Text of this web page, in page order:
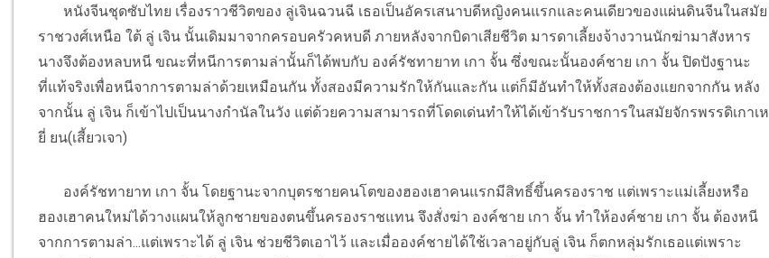
หนังจีนชุดซับไทย เรื่องราวชีวิตของ ลู่เจินฉวนฉี เธอเป็นอัครเสนาบดีหญิงคนแรกและคนเดียวของแผ่นดินจีนในสมัย
ราชวงศ์เหนือ ใต้ ลู่ เจิน นั้นเดิมมาจากครอบครัวคหบดี ภายหลังจากบิดาเสียชีวิต มารดาเลี้ยงจ้างวานนักฆ่ามาสังหาร
นางจึงต้องหลบหนี ขณะที่หนีการตามล่านั้นก็ได้พบกับ องค์รัชทายาท เกา จั้น ซึ่งขณะนั้นองค์ชาย เกา จั้น ปิดปังฐานะ
ที่แท้จริงเพื่อหนีจาการตามล่าด้วยเหมือนกัน ทั้งสองมีความรักให้กันและกัน แต่ก็มีอันทำให้ทั้งสองต้องแยกจากกัน หลัง
จากนั้น ลู่ เจิน ก็เข้าไปเป็นนางกำนัลในวัง แต่ด้วยความสามารถที่โดดเด่นทำให้ได้เข้ารับราชการในสมัยจักรพรรดิเกาเห
ยี่ ยน(เสี้ยวเจา)
องค์รัชทายาท เกา จั้น โดยฐานะจากบุตรชายคนโตของฮองเฮาคนแรกมีสิทธิ์ขึ้นครองราช แต่เพราะแม่เลี้ยงหรือ
ฮองเฮาคนใหม่ได้วางแผนให้ลูกชายของตนขึ้นครองราชแทน จึงสั่งฆ่า องค์ชาย เกา จั้น ทำให้องค์ชาย เกา จั้น ต้องหนี
จากการตามล่า...แต่เพราะได้ ลู่ เจิน ช่วยชีวิตเอาไว้ และเมื่อองค์ชายได้ใช้เวลาอยู่กับลู่ เจิน ก็ตกหลุ่มรักเธอแต่เพราะ